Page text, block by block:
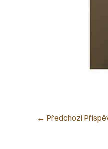
← Předchozí